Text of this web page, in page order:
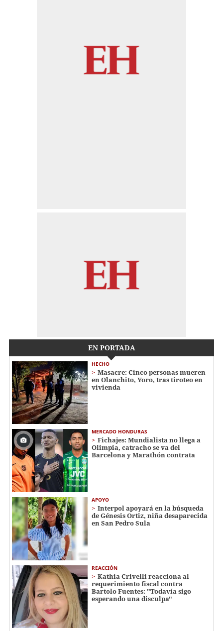
EN PORTADA
HECHO
Masacre: Cinco personas mueren
en Olanchito, Yoro, tras tiroteo en
vivienda
MERCADO HONDURAS
Fichajes: Mundialista no llega a
Olimpia, catracho se va del
Barcelona y Marathón contrata
APOYO
Interpol apoyará en la búsqueda
de Génesis Ortiz, niña desaparecida
en San Pedro Sula
REACCIÓN
Kathia Crivelli reacciona al
requerimiento fiscal contra
Bartolo Fuentes: "Todavía sigo
esperando una disculpa"